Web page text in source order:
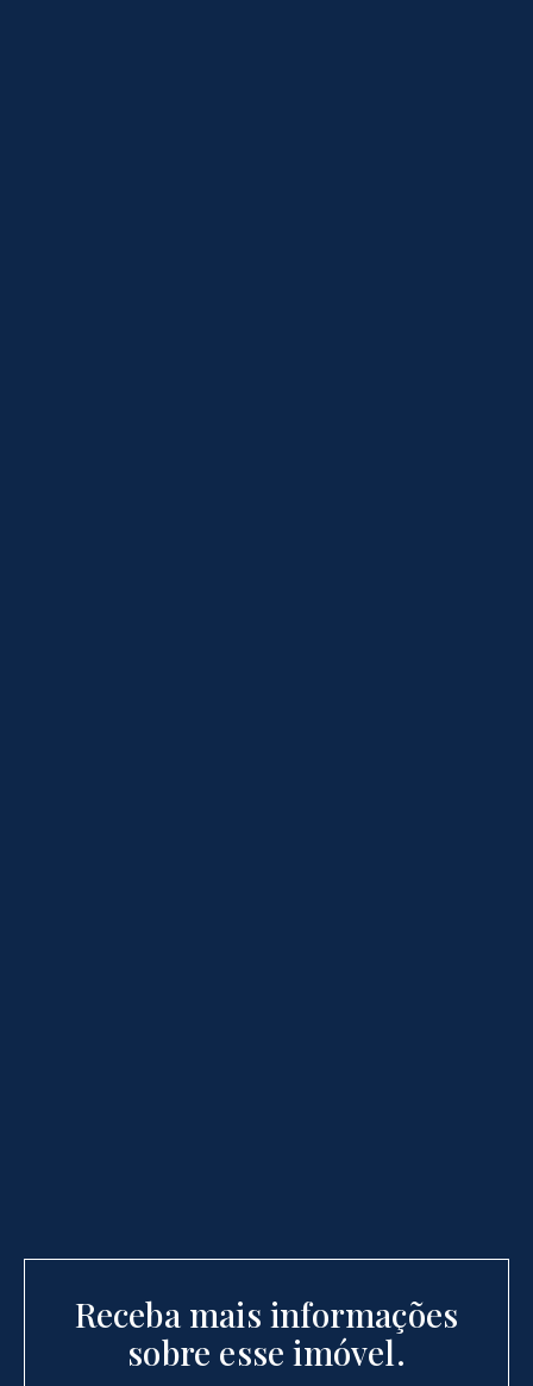
Receba mais informações
sobre esse imóvel.